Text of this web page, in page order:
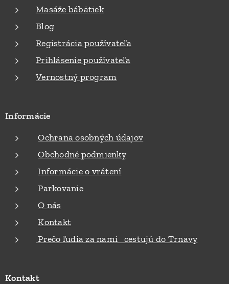
Masáže bábätiek
Blog
Registrácia používateľa
Prihlásenie používateľa
Vernostný program
Informácie
Ochrana osobných údajov
Obchodné podmienky
Informácie o vrátení
Parkovanie
O nás
Kontakt
Prečo ľudia za nami cestujú do Trnavy
Kontakt